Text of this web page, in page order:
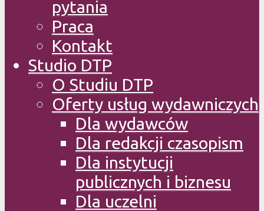
pytania
Praca
Kontakt
Studio DTP
O Studiu DTP
Oferty usług wydawniczych
Dla wydawców
Dla redakcji czasopism
Dla instytucji
publicznych i biznesu
Dla uczelni